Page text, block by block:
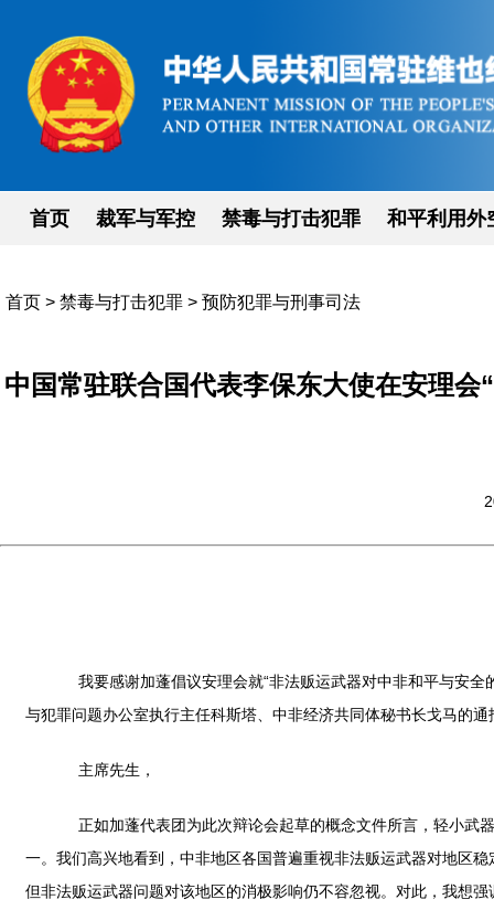
首页 裁军与军控 禁毒与打击犯罪 和平利用外
首页 > 禁毒与打击犯罪 > 预防犯罪与刑事司法
中国常驻联合国代表李保东大使在安理
我要感谢加蓬倡议安理会就“非法贩运武器对中非和平与安全
与犯罪问题办公室执行主任科斯塔、中非经济共同体秘书长戈马的通
主席先生，
正如加蓬代表团为此次辩论会起草的概念文件所言，轻小武
一。我们高兴地看到，中非地区各国普遍重视非法贩运武器对地区
但非法贩运武器问题对该地区的消极影响仍不容忽视。对此，我想强